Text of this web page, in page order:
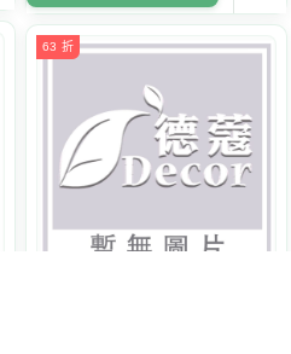
63 折